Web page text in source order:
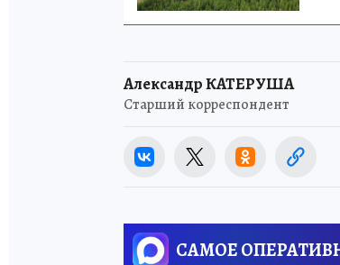
Александр КАТЕРУША
Старший корреспондент
САМОЕ